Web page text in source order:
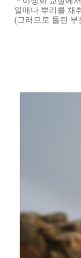
열매나 뿌리를 채
(그러므로 틀린 부